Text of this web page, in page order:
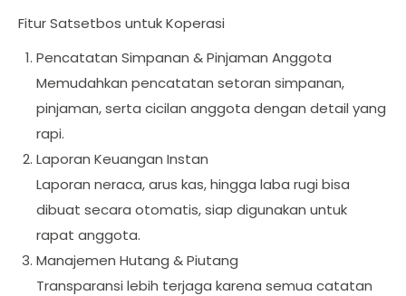
Fitur Satsetbos untuk Koperasi
Pencatatan Simpanan & Pinjaman Anggota
Memudahkan pencatatan setoran simpanan,
pinjaman, serta cicilan anggota dengan detail yang
rapi.
Laporan Keuangan Instan
Laporan neraca, arus kas, hingga laba rugi bisa
dibuat secara otomatis, siap digunakan untuk
rapat anggota.
Manajemen Hutang & Piutang
Transparansi lebih terjaga karena semua catatan